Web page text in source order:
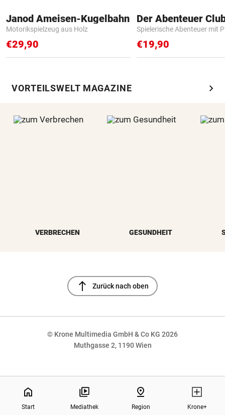
Janod Ameisen-Kugelbahn
Motorikspielzeug aus Holz
€29,90
Der Abenteuer
Spielerische Abenteuer mit
€19,90
VORTEILSWELT MAGAZINE chevron_right
VERBRECHEN GESUNDHEIT
north Zurück nach oben
© Krone Multimedia GmbH & Co KG 2026
Muthgasse 2, 1190 Wien
home
Start Mediathek
pin_drop
Region Krone+
NaN%